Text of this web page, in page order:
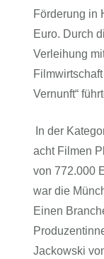
Förderung in
Euro. Durch
Verleihung
Vernunft“
In der
acht Filmen
von 772.000
war die
Einen
Jackowski